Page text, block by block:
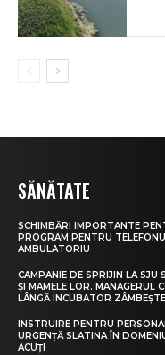
SĂNĂTATE
SCHIMBĂRI IMPORTANTE
PROGRAM PENTRU
AMBULATORIU
CAMPANIE DE SPRIJIN LA SJU
ȘI MAMELE LOR. MANAGERUL
LÂNGĂ INCUBATOR
INSTRUIRE PENTRU
URGENȚĂ SLATINA ÎN
ACUȚI